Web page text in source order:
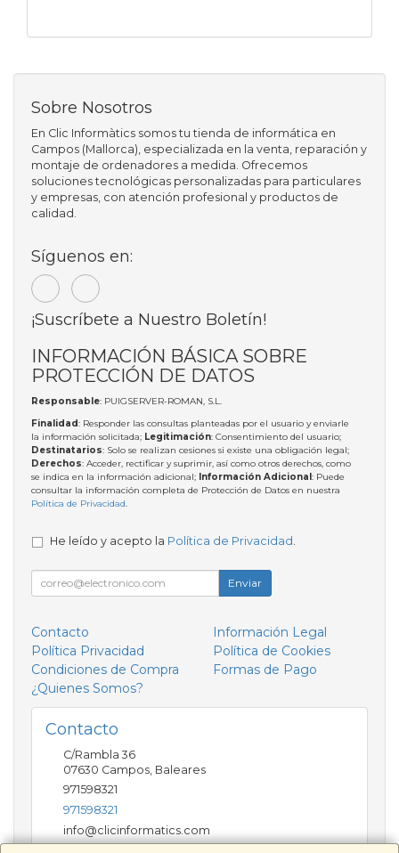
Sobre Nosotros
En Clic Informàtics somos tu tienda de informática en
Campos (Mallorca), especializada en la venta, reparación y
montaje de ordenadores a medida. Ofrecemos
soluciones tecnológicas personalizadas para particulares
y empresas, con atención profesional y productos de
calidad.
Síguenos en:
¡Suscríbete a Nuestro Boletín!
INFORMACIÓN BÁSICA SOBRE
PROTECCIÓN DE DATOS
Responsable: PUIGSERVER-ROMAN, S.L.
Finalidad: Responder las consultas planteadas por el usuario y enviarle
la información solicitada; Legitimación: Consentimiento del usuario;
Destinatarios: Solo se realizan cesiones si existe una obligación legal;
Derechos: Acceder, rectificar y suprimir, así como otros derechos, como
se indica en la información adicional; Información Adicional: Puede
consultar la información completa de Protección de Datos en nuestra
Política de Privacidad.
He leído y acepto la Política de Privacidad
Enviar
Contacto
Información Legal
Política Privacidad
Política de Cookies
Condiciones de Compra
Formas de Pago
¿Quienes Somos?
Contacto
C/Rambla 36
07630 Campos Baleares
971598321
971598321
info@clicinformatics.com